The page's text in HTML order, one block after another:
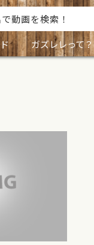
ガズレレって？